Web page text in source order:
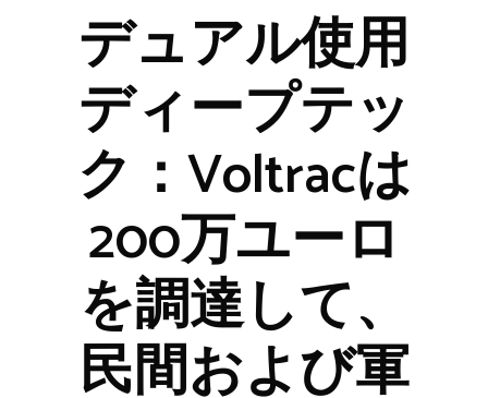
デュアル使用
ディープテッ
ク：Voltracは
200万ユーロ
を調達して、
民間および軍